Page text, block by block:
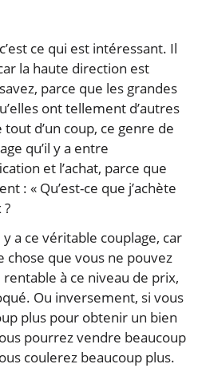
ce qui est intéressant. Il
la haute direction est
parce que les grandes
ont tellement d’autres
d’un coup, ce genre de
qu’il y a entre
et l’achat, parce que
: « Qu’est-ce que j’achète
y a ce véritable couplage, car
chose que vous ne pouvez
à ce niveau de prix,
Ou inversement, si vous
plus pour obtenir un bien
pourrez vendre beaucoup
coulerez beaucoup plus.